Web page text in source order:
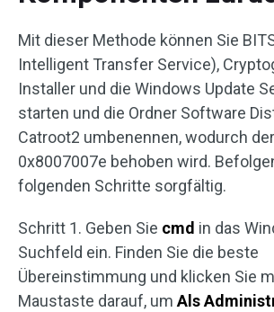
Mit dieser Methode können Sie
Intelligent Transfer Service),
Installer und die Windows Update
starten und die Ordner Software
Catroot2 umbenennen, wodurch
0x8007007e behoben wird.
folgenden Schritte sorgfältig.
Schritt 1. Geben Sie cmd in das
Suchfeld ein. Finden Sie die beste
Übereinstimmung und klicken Sie
Maustaste darauf, um Als